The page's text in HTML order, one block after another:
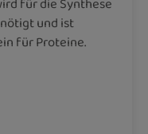
und ist
für Proteine.